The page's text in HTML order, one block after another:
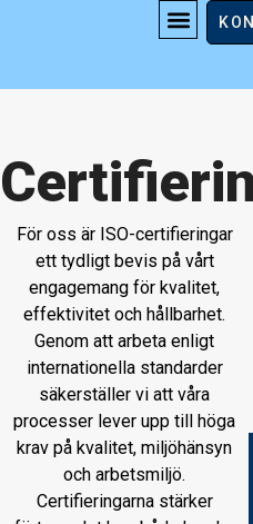
För oss är ISO-certifieringar
ett tydligt bevis på vårt
engagemang för kvalitet,
effektivitet och hållbarhet.
Genom att arbeta enligt
internationella standarder
säkerställer vi att våra
processer lever upp till höga
krav på kvalitet, miljöhänsyn
och arbetsmiljö.
Certifieringarna stärker